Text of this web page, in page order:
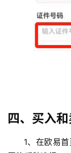
行
四、买入
1、在欧易